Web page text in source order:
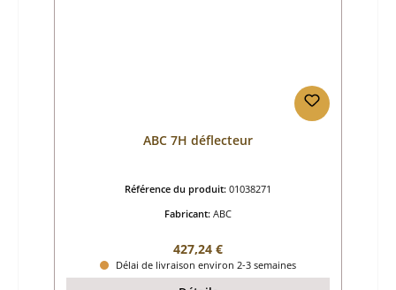
ABC 7H déflecteur
Référence du produit: 01038271
Fabricant: ABC
Prix régulier :
427,24 €
Délai de livraison environ 2-3 semaines